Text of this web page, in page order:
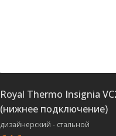
Royal Thermo Insignia
(нижнее подключение)
дизайнерский - стальной